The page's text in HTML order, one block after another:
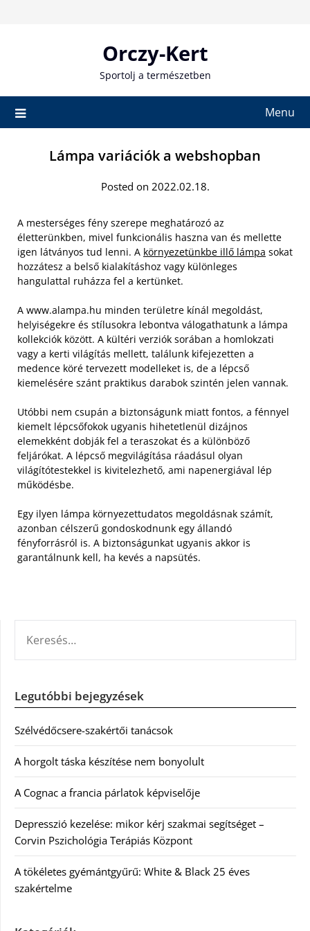
Orczy-Kert
Sportolj a természetben
Menu
Lámpa variációk a webshopban
Posted on 2022.02.18.
A mesterséges fény szerepe meghatározó az
életterünkben, mivel funkcionális haszna van és mellette
igen látványos tud lenni. A környezetünkbe illő lámpa sokat
hozzátesz a belső kialakításhoz vagy különleges
hangulattal ruházza fel a kertünket.
A www.alampa.hu minden területre kínál megoldást,
helyiségekre és stílusokra lebontva válogathatunk a lámpa
kollekciók között. A kültéri verziók sorában a homlokzati
vagy a kerti világítás mellett, találunk kifejezetten a
medence köré tervezett modelleket is, de a lépcső
kiemelésére szánt praktikus darabok szintén jelen vannak.
Utóbbi nem csupán a biztonságunk miatt fontos, a fénnyel
kiemelt lépcsőfokok ugyanis hihetetlenül dizájnos
elemekként dobják fel a teraszokat és a különböző
feljárókat. A lépcső megvilágítása ráadásul olyan
világítótestekkel is kivitelezhető, ami napenergiával lép
működésbe.
Egy ilyen lámpa környezettudatos megoldásnak számít,
azonban célszerű gondoskodnunk egy állandó
fényforrásról is. A biztonságunkat ugyanis akkor is
garantálnunk kell, ha kevés a napsütés.
Legutóbbi bejegyzések
Szélvédőcsere-szakértői tanácsok
A horgolt táska készítése nem bonyolult
A Cognac a francia párlatok képviselője
Depresszió kezelése: mikor kérj szakmai segítséget –
Corvin Pszichológia Terápiás Központ
A tökéletes gyémántgyűrű: White & Black 25 éves
szakértelme